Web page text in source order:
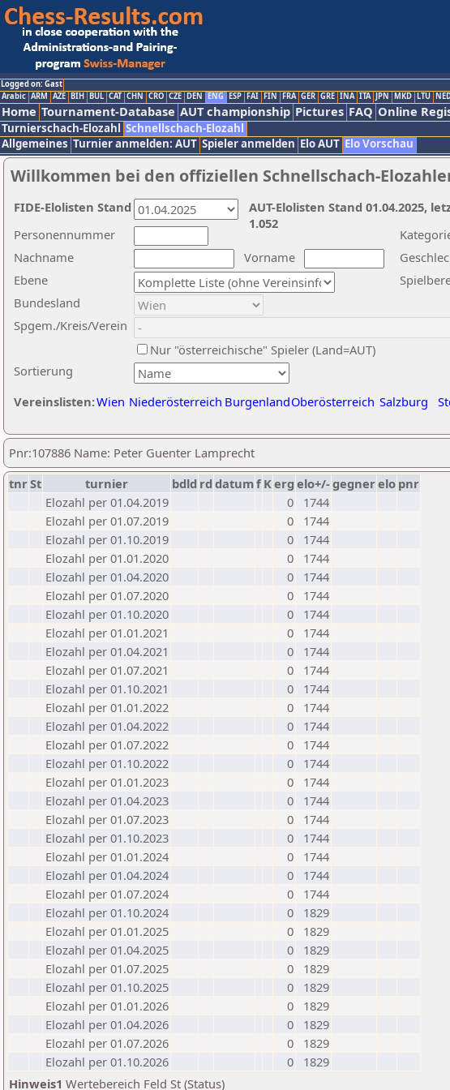
Logged on: Gast
Arabic ARM AZE BIH BUL CAT CHN CRO CZE DEN ENG ESP FAI FIN FRA GER GRE INA ITA JPN MKD LTU
Home Tournament-Database AUT championship Pictures FAQ Online
Turnierschach-Elozahl Schnellschach-Elozahl
Allgemeines Turnier anmelden: AUT Spieler anmelden Elo AUT Elo Vorschau
Willkommen bei den offiziellen Schnellschach-
Nachname
Vorname
Ebene
Sortierung
Personennummer
Bundesland
Spgem./Kreis/Verein
Nur "österreichische" Spieler (Land=AUT)
Vereinslisten:Wien Niederösterreich BurgenlandOberösterreich Salzburg
AUT-Elolisten Stand 01.04.2025,
1.052
FIDE-Elolisten Stand
Pnr:107886 Name: Peter Guenter Lamprecht
tnrSt turnier bdld rd datumf Kerg elo+/-gegnerelo pnr
Elozahl per 01.04.2019
0
1744
Elozahl per 01.07.2019
0
1744
Elozahl per 01.10.2019
0
1744
Elozahl per 01.01.2020
0
1744
Elozahl per 01.04.2020
0
1744
Elozahl per 01.07.2020
0
1744
Elozahl per 01.10.2020
0
1744
Elozahl per 01.01.2021
0
1744
Elozahl per 01.04.2021
0
1744
Elozahl per 01.07.2021
0
1744
Elozahl per 01.10.2021
0
1744
Elozahl per 01.01.2022
0
1744
Elozahl per 01.04.2022
0
1744
Elozahl per 01.07.2022
0
1744
Elozahl per 01.10.2022
0
1744
Elozahl per 01.01.2023
0
1744
Elozahl per 01.04.2023
0
1744
Elozahl per 01.07.2023
0
1744
Elozahl per 01.10.2023
0
1744
Elozahl per 01.01.2024
0
1744
Elozahl per 01.04.2024
0
1744
Elozahl per 01.07.2024
0
1744
Elozahl per 01.10.2024
0
1829
Elozahl per 01.01.2025
0
1829
Elozahl per 01.04.2025
0
1829
Elozahl per 01.07.2025
0
1829
Elozahl per 01.10.2025
0
1829
Elozahl per 01.01.2026
0
1829
Elozahl per 01.04.2026
0
1829
Elozahl per 01.07.2026
0
1829
Elozahl per 01.10.2026
0
1829
Hinweis1 Wertebereich Feld St (Status)